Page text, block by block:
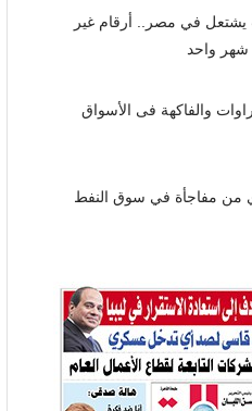
يشتعل في مصر.. أرقام غير
واحد
والفاكهة فى الأسواق
من مفاجأة في سوق النفط